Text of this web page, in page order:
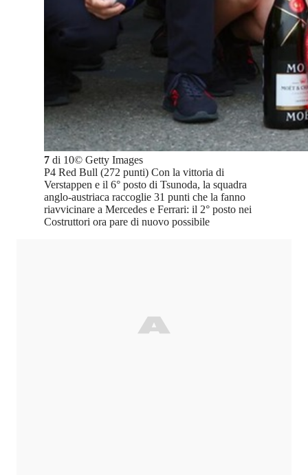
7 di 10© Getty Images
P4 Red Bull (272 punti) Con la vittoria di
Verstappen e il 6° posto di Tsunoda, la squadra
anglo-austriaca raccoglie 31 punti che la fanno
riavvicinare a Mercedes e Ferrari: il 2° posto nei
Costruttori ora pare di nuovo possibile